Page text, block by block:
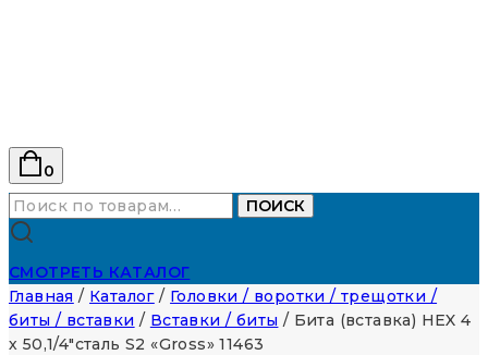
0
Искать:
ПОИСК
СМОТРЕТЬ КАТАЛОГ
Главная / Каталог / Головки / воротки / трещотки /
биты / вставки / Вставки / биты / Бита (вставка) HEX 4
х 50,1/4″сталь S2 «Gross» 11463